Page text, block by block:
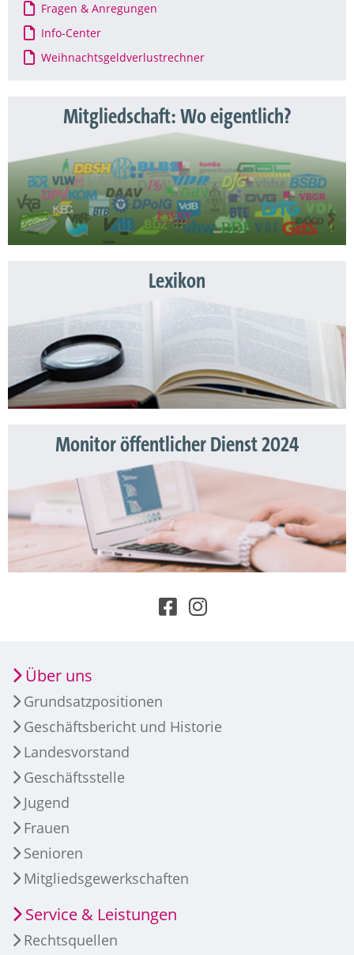
Fragen & Anregungen
Info-Center
Weihnachtsgeldverlustrechner
Mitgliedschaft: Wo eigentlich?
Lexikon
Monitor öffentlicher Dienst 2024
Über uns
Grundsatzpositionen
Geschäftsbericht und Historie
Landesvorstand
Geschäftsstelle
Jugend
Frauen
Senioren
Mitgliedsgewerkschaften
Service & Leistungen
Rechtsquellen